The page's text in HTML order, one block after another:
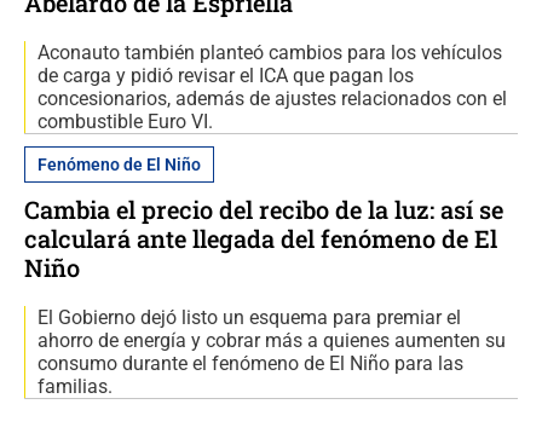
Aconauto también planteó cambios para los vehículos
de carga y pidió revisar el ICA que pagan los
concesionarios, además de ajustes relacionados con el
combustible Euro VI.
Fenómeno de El Niño
Cambia el precio del recibo de la luz: así se
calculará ante llegada del fenómeno de El
Niño
El Gobierno dejó listo un esquema para premiar el
ahorro de energía y cobrar más a quienes aumenten su
consumo durante el fenómeno de El Niño para las
familias.